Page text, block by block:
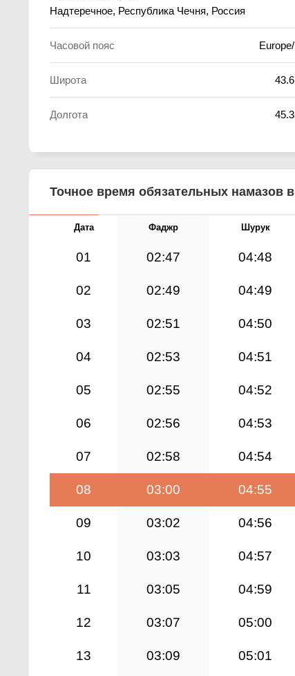
Надтеречное, Республика Чечня, Россия
Часовой пояс
Широта
Долгота
Точное время обязательных намазов
Дата Фаджр Шурук
01 02:47 04:48
02 02:49 04:49
03 02:51 04:50
04 02:53 04:51
05 02:55 04:52
06 02:56 04:53
07 02:58 04:54
08 03:00 04:55
09 03:02 04:56
10 03:03 04:57
11 03:05 04:59
12 03:07 05:00
13 03:09 05:01